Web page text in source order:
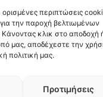
ορισμένες περιπτώσεις
την παροχή βελτιωμένων
κλικ στο αποδοχή
μας, αποδέχεστε την
πολιτική μας.
Προτιμήσεις